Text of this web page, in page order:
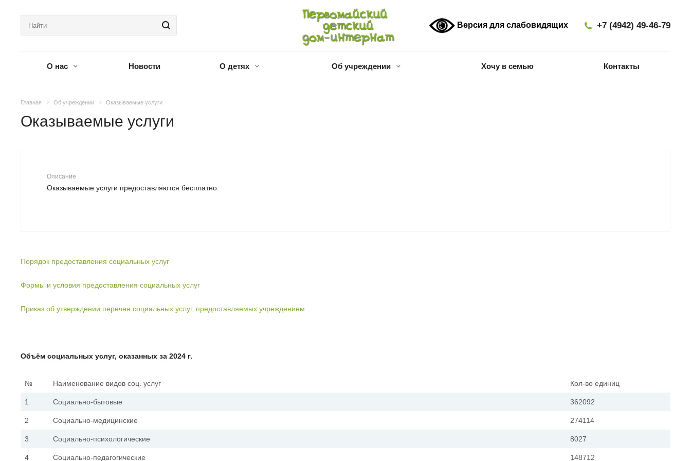
Версия для слабовидящих +7 (4942) 49-46-79
О нас Новости О детях Об учреждении Хочу в семью Контакты
Главная Об учреждении Оказываемые услуги
Оказываемые услуги
Описание
Оказываемые услуги предоставляются бесплатно.
Порядок предоставления социальных услуг
Формы и условия предоставления социальных услуг
Приказ об утверждении перечня социальных услуг, предоставляемых учреждением
Объём социальных услуг, оказанных за 2024 г.
№ Наименование видов соц. услуг Кол-во единиц
1 Социально-бытовые 362092
2 Социально-медицинские 274114
3 Социально-психологические 8027
4 Социально-педагогические 148712